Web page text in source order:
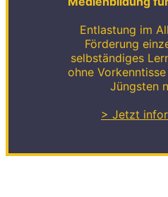
Entlastung im
Förderung
selbständiges
ohne
Jüngsten
> Jetzt